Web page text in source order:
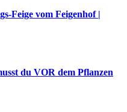
Feige vom Feigenhof |
du VOR dem Pflanzen